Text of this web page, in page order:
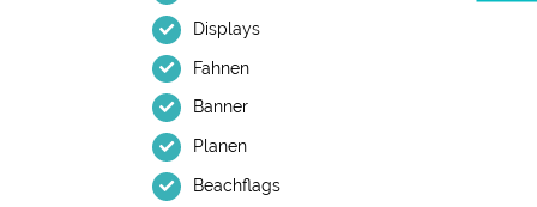
Displays
Fahnen
Banner
Planen
Beachflags